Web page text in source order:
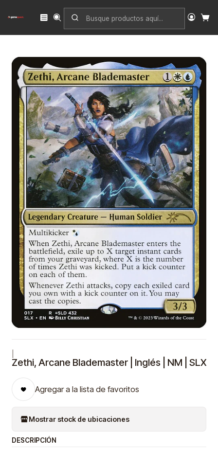
Inicio Singles
Universes Within
Zethi, Arcane Blademaster | Inglés | NM | SLX
Zethi, Arcane Blademaster | Inglés | NM | SLX
Agregar a la lista de favoritos
Mostrar stock de ubicaciones
DESCRIPCIÓN